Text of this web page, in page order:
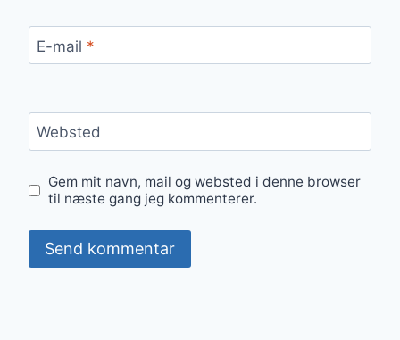
E-mail *
Websted
Gem mit navn, mail og websted i denne browser
til næste gang jeg kommenterer.